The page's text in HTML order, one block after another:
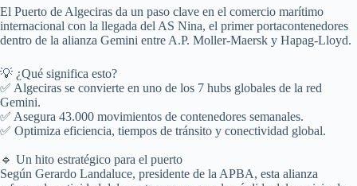
El Puerto de Algeciras da un paso clave en el comercio marítimo
internacional con la llegada del AS Nina, el primer portacontenedores
dentro de la alianza Gemini entre A.P. Moller-Maersk y Hapag-Lloyd.
💡 ¿Qué significa esto?
✅ Algeciras se convierte en uno de los 7 hubs globales de la red
Gemini.
✅ Asegura 43.000 movimientos de contenedores semanales.
✅ Optimiza eficiencia, tiempos de tránsito y conectividad global.
🔹 Un hito estratégico para el puerto
Según Gerardo Landaluce, presidente de la APBA, esta alianza